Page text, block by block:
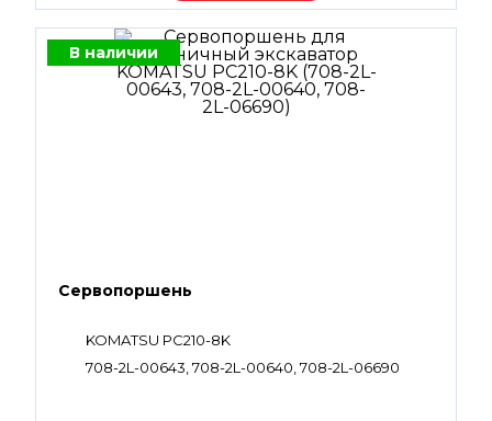
В наличии
Сервопоршень
KOMATSU PC210-8K
708-2L-00643, 708-2L-00640, 708-2L-06690